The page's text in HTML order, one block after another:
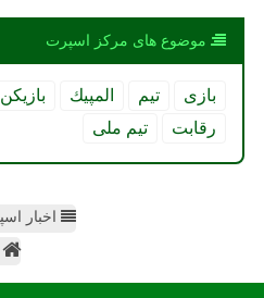
موضوع های مركز اسپرت
بازی تیم المپیك بازیكن
رقابت
تیم ملی
اخبار